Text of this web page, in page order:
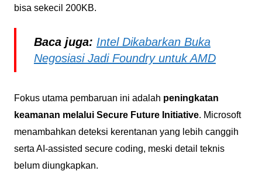
bisa sekecil 200KB.
Baca juga: Intel Dikabarkan Buka
Negosiasi Jadi Foundry untuk AMD
Fokus utama pembaruan ini adalah peningkatan
keamanan melalui Secure Future Initiative. Microsoft
menambahkan deteksi kerentanan yang lebih canggih
serta AI-assisted secure coding, meski detail teknis
belum diungkapkan.